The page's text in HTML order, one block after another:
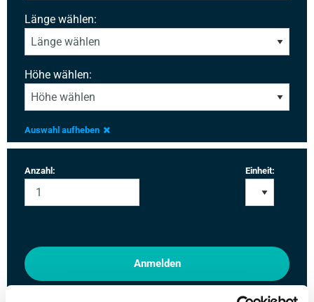
Länge wählen:
Höhe wählen:
Auswahl aufheben
Anzahl: Einheit:
Anmelden